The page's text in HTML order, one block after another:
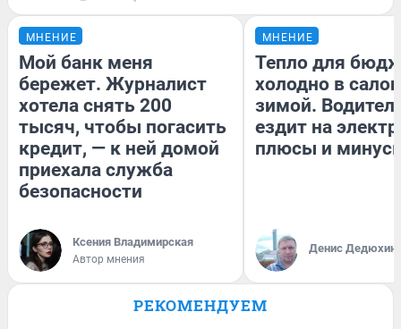
МНЕНИЕ
Мой банк меня
бережет. Журналист
хотела снять 200
тысяч, чтобы погасить
кредит, — к ней домой
приехала служба
безопасности
Ксения Владимирская
Автор мнения
МНЕНИЕ
Тепло для
холодно в
зимой.
ездит на
плюсы и
Денис Дедюхин
РЕКОМЕНДУЕМ